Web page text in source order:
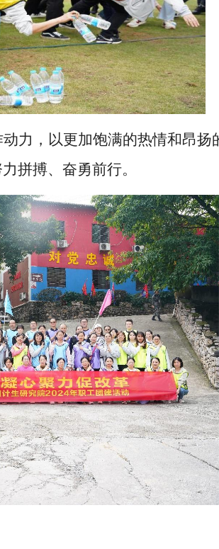
力，以更加饱满的热情和昂扬
拼搏、奋勇前行。